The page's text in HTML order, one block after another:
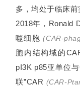
多，均处于临床前
2018年，Ronald
噬细胞 (CAR-
胞内结构域的
pI3K p85亚单位
联”CAR (CAR-